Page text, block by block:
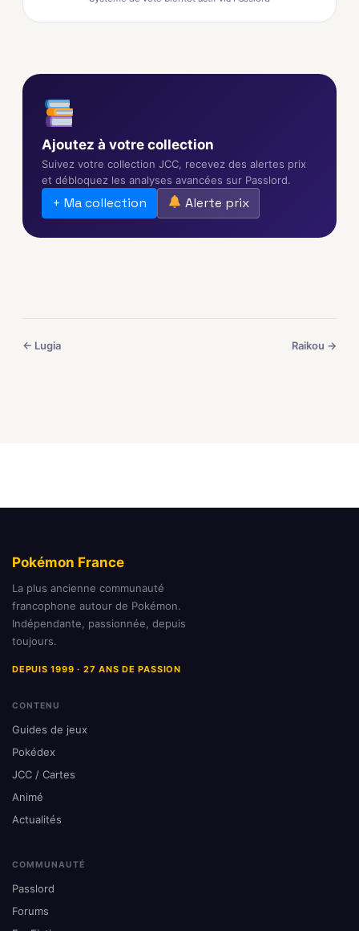
Ajoutez à votre collection
Suivez votre collection JCC, recevez des alertes prix
et débloquez les analyses avancées sur Passlord.
+ Ma collection Alerte prix
← Lugia Raikou →
Pokémon France
La plus ancienne communauté
francophone autour de Pokémon.
Indépendante, passionnée, depuis
toujours.
DEPUIS 1999 · 27 ANS DE PASSION
CONTENU
Guides de jeux
Pokédex
JCC / Cartes
Animé
Actualités
COMMUNAUTÉ
Passlord
Forums